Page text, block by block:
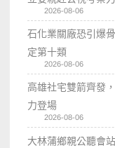
2026-08-06
石化業關廠恐引爆
定第十類
2026-08-06
高雄社宅雙箭齊發
力登場
2026-08-06
大林蒲鄉親公聽會